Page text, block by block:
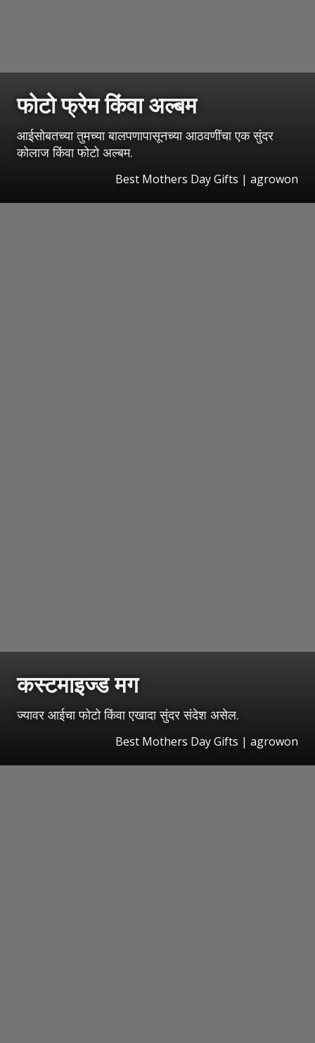
फोटो फ्रेम किंवा अल्बम
आईसोबतच्या तुमच्या बालपणापासूनच्या आठवणींचा एक सुंदर
कोलाज किंवा फोटो अल्बम.
Best Mothers Day Gifts | agrowon
कस्टमाइज्ड मग
ज्यावर आईचा फोटो किंवा एखादा सुंदर संदेश असेल.
Best Mothers Day Gifts | agrowon